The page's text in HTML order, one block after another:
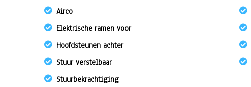
Airco
Elektrische ramen voor
Hoofdsteunen achter
Stuur verstelbaar
Stuurbekrachtiging